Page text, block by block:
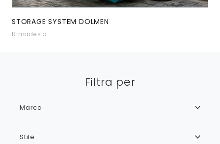
STORAGE SYSTEM DOLMEN
Rimadesio
Filtra per
Marca
Stile